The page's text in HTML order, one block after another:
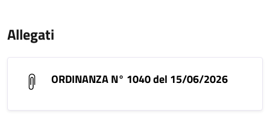
Allegati
ORDINANZA N° 1040 del 15/06/2026